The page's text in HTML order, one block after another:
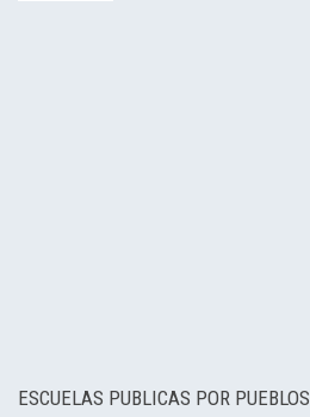
ESCUELAS PUBLICAS POR PUEBLOS